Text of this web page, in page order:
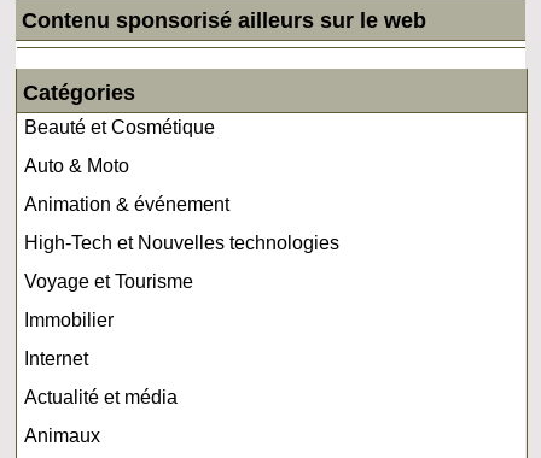
Contenu sponsorisé ailleurs sur le web
Catégories
Beauté et Cosmétique
Auto & Moto
Animation & événement
High-Tech et Nouvelles technologies
Voyage et Tourisme
Immobilier
Internet
Actualité et média
Animaux